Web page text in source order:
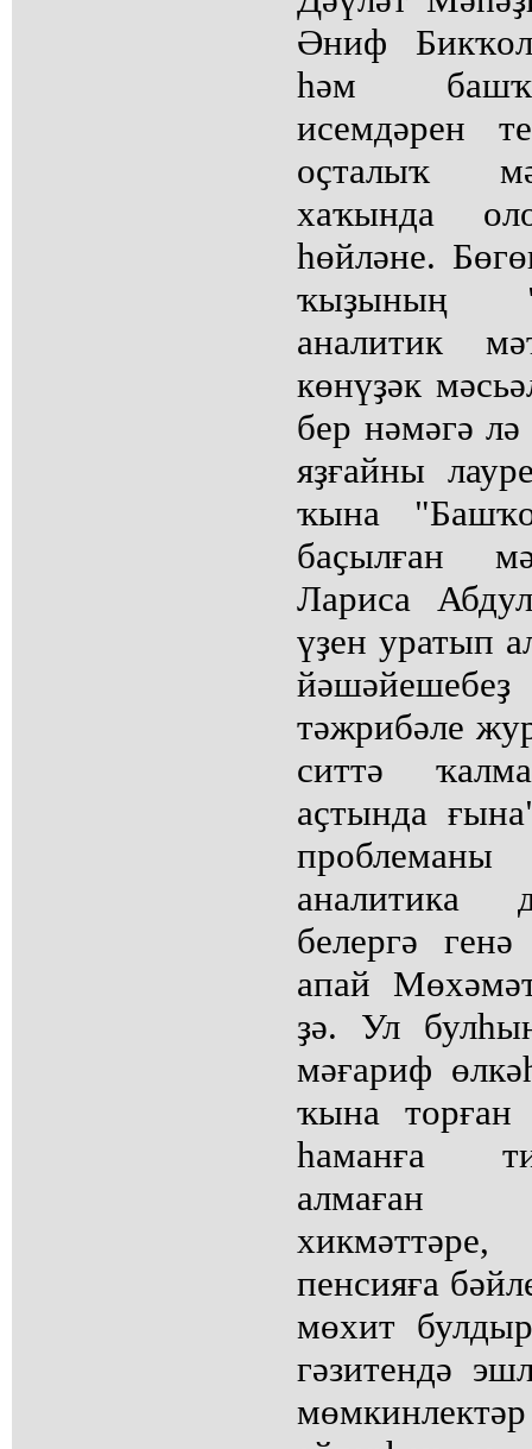
Әниф
һәм
исемдәрен
оҫталыҡ
хаҡында
һөйләне.
ҡыҙының
аналитик
көнүҙәк
бер нәмәгә
яҙғайны
ҡына
баҫылған
Лариса
үҙен уратып
тәжрибәле
ситтә
аҫтында
аналитика
белергә
апай
ҙә. Ул
мәғариф
ҡына торған
һаманға
алмаған
хикмәттәре,
пенсияға
мөхит
гәзитендә